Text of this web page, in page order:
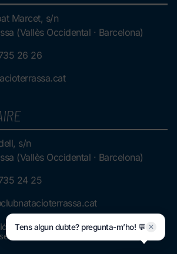
Marcet, s/n
(Vallès Occidental · Barcelona)
26 26
s/n
(Vallès Occidental · Barcelona)
24 25
Terrassa.
Tens algun dubte? pregunta-m’ho! 💬 ✕